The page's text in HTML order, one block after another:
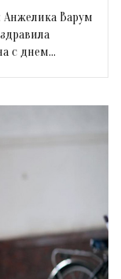
Варум
с днем